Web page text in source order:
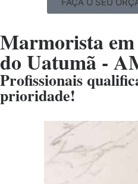
Marmorista em
do Uatumã -
Profissionais
prioridade!